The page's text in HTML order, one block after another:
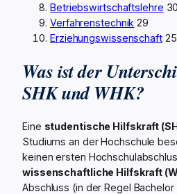
Betriebswirtschaftslehre 30
Verfahrenstechnik 29
Erziehungswissenschaft 25
Was ist der
SHK und WHK?
Eine studentische Hilfskraft
Studiums an der Hochschule
keinen ersten
wissenschaftliche Hilfskraft
Abschluss (in der Regel